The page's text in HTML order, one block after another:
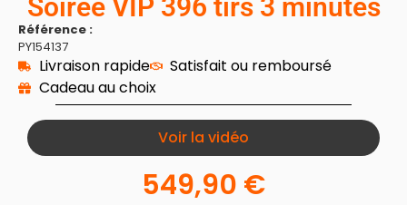
Soirée VIP 396 tirs 3 minutes
Référence :
PY154137
Livraison rapide
Satisfait ou remboursé
Cadeau au choix
Voir la vidéo
549,90 €